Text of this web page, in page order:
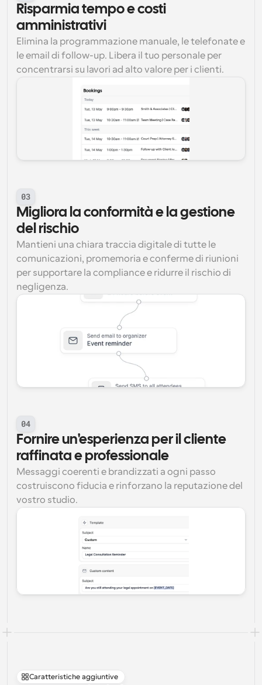
Risparmia tempo e costi
amministrativi
Elimina la programmazione manuale, le telefonate e
le email di follow-up. Libera il tuo personale per
concentrarsi su lavori ad alto valore per i clienti.
03
Migliora la conformità e la gestione
del rischio
Mantieni una chiara traccia digitale di tutte le
comunicazioni, promemoria e conferme di riunioni
per supportare la compliance e ridurre il rischio di
negligenza.
04
Fornire un'esperienza per il cliente
raffinata e professionale
Messaggi coerenti e brandizzati a ogni passo
costruiscono fiducia e rinforzano la reputazione del
vostro studio.
Caratteristiche aggiuntive